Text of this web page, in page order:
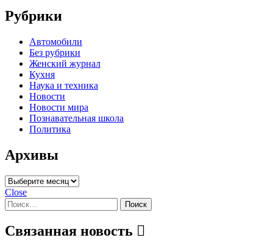
Рубрики
Автомобили
Без рубрики
Женский журнал
Кухня
Наука и техника
Новости
Новости мира
Познавательная школа
Политика
Архивы
Архивы
Close
Найти:
Связанная новость